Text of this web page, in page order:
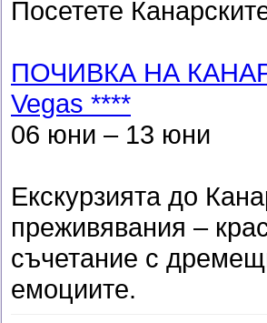
Посетете
ПОЧИВКА НА
Vegas ****
06 юни – 13 юни
Екскурзията до
преживявания –
съчетание с
емоциите.